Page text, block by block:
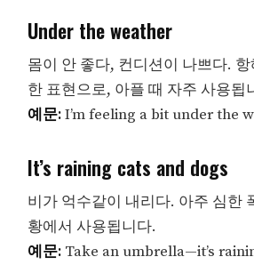
Under the weather
몸이 안 좋다, 컨디션이 나쁘다.
한 표현으로, 아플 때 자주 사용됩
예문:I’m feeling a bit under the
It’s raining cats and dogs
비가 억수같이 내리다. 아주 심한
황에서 사용됩니다.
예문: Take an umbrella—it’s